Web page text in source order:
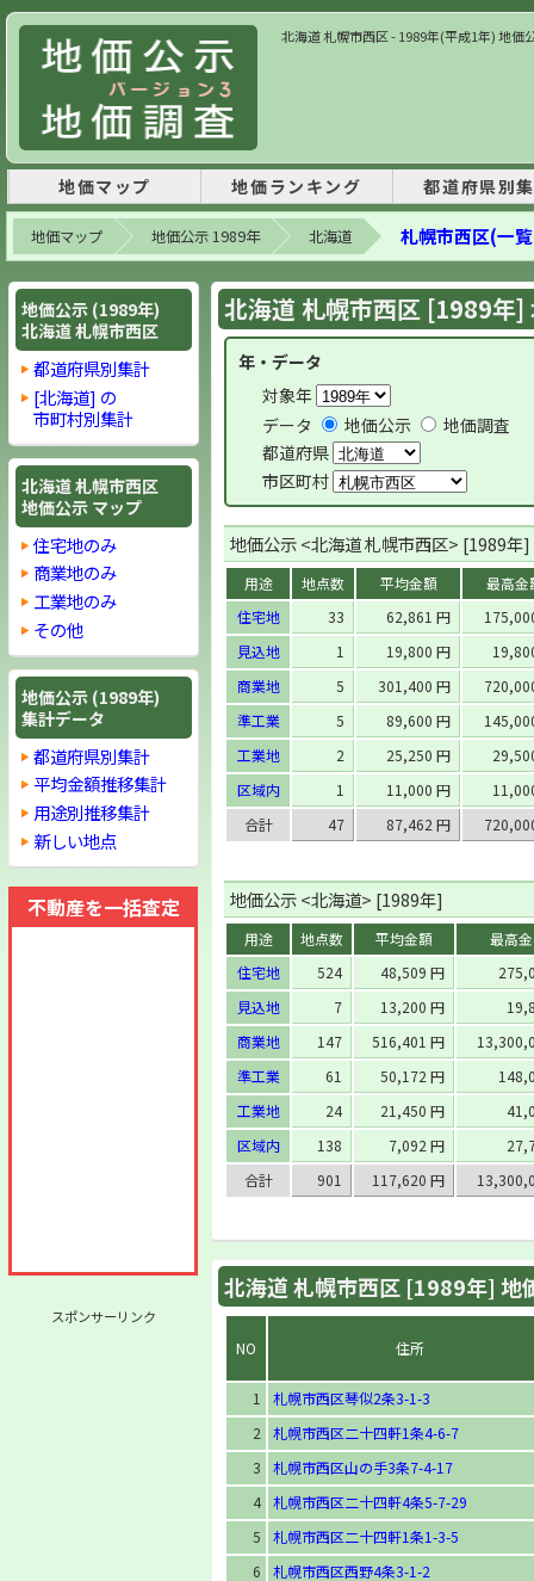
北海道 札幌市西区 - 1989年(平成1年) 地
地価マップ 地価ランキング 都道府県別
地価マップ 地価公示 1989年 北海道 札幌市西区(一
地価公示 (1989年)
北海道 札幌市西区
都道府県別集計
[北海道] の
市町村別集計
北海道 札幌市西区
地価公示 マップ
住宅地のみ
商業地のみ
工業地のみ
その他
地価公示 (1989年)
集計データ
都道府県別集計
平均金額推移集計
用途別推移集計
新しい地点
不動産を一括査定
スポンサーリンク
北海道 札幌市西区 [1989年]
年・データ
対象年
データ
地価公示
地価調査
都道府県
市区町村
地価公示 <北海道 札幌市西区> [1989年]
用途 地点数 平均金額
最高金
住宅地
33 62,861 円
見込地
1 19,800 円
商業地
5 301,400 円
準工業
5 89,600 円
工業地
2 25,250 円
区域内
1 11,000 円
合計
47 87,462 円
地価公示 <北海道> [1989年]
用途 地点数 平均金額
最高
住宅地
524 48,509 円
見込地
7 13,200 円
商業地
147 516,401 円
準工業
61 50,172 円
工業地
24 21,450 円
区域内
138 7,092 円
合計
901 117,620 円
北海道 札幌市西区 [1989年] 地
NO 住所
1
札幌市西区琴似2条3-1-3
2
札幌市西区二十四軒1条4-6-7
3
札幌市西区山の手3条7-4-17
4 札幌市西区二十四軒4条5-7-29
5
札幌市西区二十四軒1条1-3-5
6
札幌市西区西野4条3-1-2